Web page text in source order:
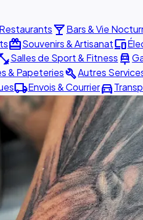
Restaurantslocal_barBars & Vie
redeemSouvenirs & Artisanatdevices
Salles de Sport & Fitness car_repair
& PapeteriesbuildAutres
local_shippingEnvois & Courrierdirections_car